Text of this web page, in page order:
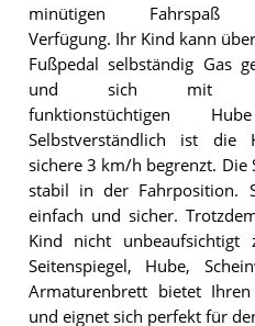
minütigen Fahrspaß
Verfügung. Ihr Kind kann
Fußpedal selbständig Gas
und sich mit
funktionstüchtigen
Selbstverständlich ist die
sichere 3 km/h begrenzt. Die
stabil in der Fahrposition.
einfach und sicher.
Kind nicht
Seitenspiegel, Hube,
Armaturenbrett bietet
und eignet sich perfekt für